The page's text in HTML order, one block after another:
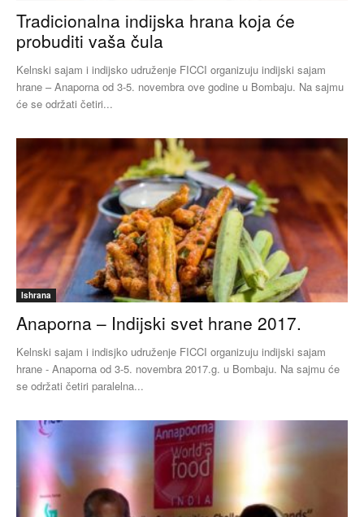
Tradicionalna indijska hrana koja će
probuditi vaša čula
Kelnski sajam i indijsko udruženje FICCI organizuju indijski sajam
hrane – Anaporna od 3-5. novembra ove godine u Bombaju. Na sajmu
će se održati četiri...
Ishrana
Anaporna – Indijski svet hrane 2017.
Kelnski sajam i indisjko udruženje FICCI organizuju indijski sajam
hrane - Anaporna od 3-5. novembra 2017.g. u Bombaju. Na sajmu će
se održati četiri paralelna...